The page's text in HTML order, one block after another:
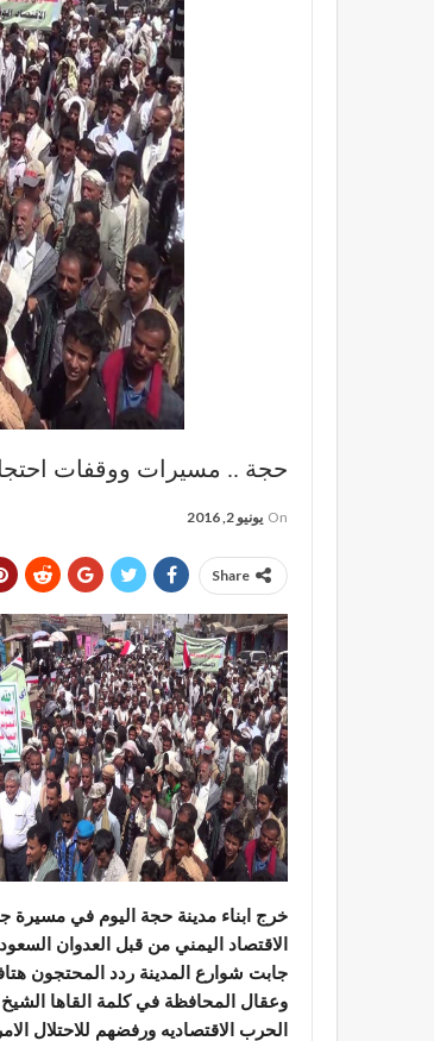
حجة .. مسيرات ووقفات
On يونيو 2, 2016
Share
خرج ابناء مدينة حجة اليوم في مسيرة
الاقتصاد اليمني من قبل العدوان
جابت شوارع المدينة ردد المحتجون
وعقال المحافظة في كلمة القاها
الحرب الاقتصاديه ورفضهم للاحتلال